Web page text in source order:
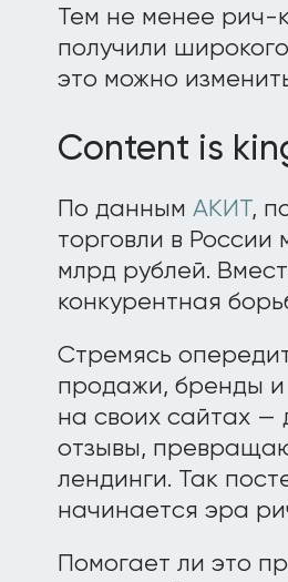
Тем не менее рич-
получили
это можно
Content is
По данным АКИТ,
торговли в России
млрд рублей.
конкурентная
Стремясь
продажи, бренды
на своих сайтах —
отзывы,
лендинги. Так
начинается эра
Помогает ли это